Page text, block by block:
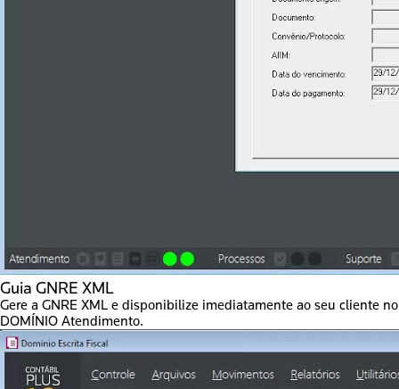
Guia GNRE XML
Gere a GNRE XML e disponibilize imediatamente ao seu cliente no
DOMÍNIO Atendimento.